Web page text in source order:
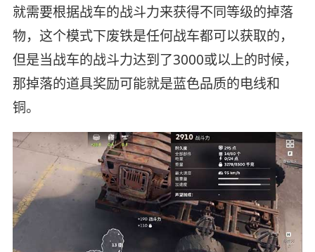
就需要根据战车的战斗力来获得不同等级的掉落
物，这个模式下废铁是任何战车都可以获取的，
但是当战车的战斗力达到了3000或以上的时候，
那掉落的道具奖励可能就是蓝色品质的电线和
铜。